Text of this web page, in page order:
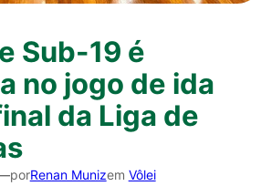
Sub-19 é
no jogo de ida
da Liga de
porRenan Munizem Vôlei